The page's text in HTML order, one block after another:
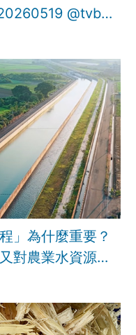
‪@tvbsf
」為什麼重要？
對農業水資源韌